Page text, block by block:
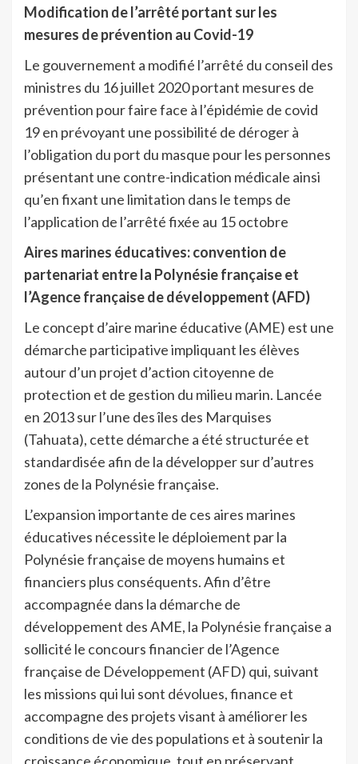
Modification de l’arrêté portant sur les
mesures de prévention au Covid-19
Le gouvernement a modifié l’arrêté du conseil des
ministres du 16 juillet 2020 portant mesures de
prévention pour faire face à l’épidémie de covid
19 en prévoyant une possibilité de déroger à
l’obligation du port du masque pour les personnes
présentant une contre-indication médicale ainsi
qu’en fixant une limitation dans le temps de
l’application de l’arrêté fixée au 15 octobre
Aires marines éducatives: convention de
partenariat entre la Polynésie française et
l’Agence française de développement (AFD)
Le concept d’aire marine éducative (AME) est une
démarche participative impliquant les élèves
autour d’un projet d’action citoyenne de
protection et de gestion du milieu marin. Lancée
en 2013 sur l’une des îles des Marquises
(Tahuata), cette démarche a été structurée et
standardisée afin de la développer sur d’autres
zones de la Polynésie française.
L’expansion importante de ces aires marines
éducatives nécessite le déploiement par la
Polynésie française de moyens humains et
financiers plus conséquents. Afin d’être
accompagnée dans la démarche de
développement des AME, la Polynésie française a
sollicité le concours financier de l’Agence
française de Développement (AFD) qui, suivant
les missions qui lui sont dévolues, finance et
accompagne des projets visant à améliorer les
conditions de vie des populations et à soutenir la